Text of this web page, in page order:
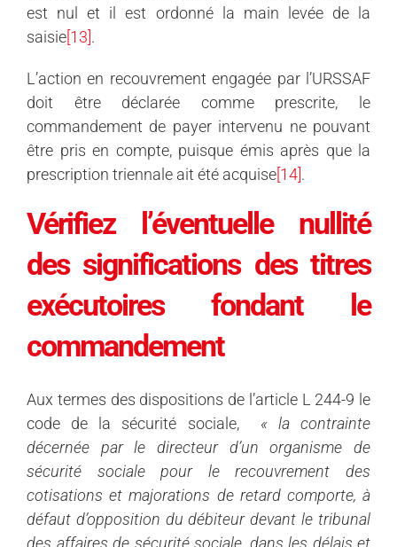
est nul et il est ordonné la main levée de la
saisie [13] .
L’action en recouvrement engagée par l’URSSAF
doit être déclarée comme prescrite, le
commandement de payer intervenu ne pouvant
être pris en compte, puisque émis après que la
prescription triennale ait été acquise [14] .
Vérifiez l’éventuelle nullité
des significations des titres
exécutoires fondant le
commandement
Aux termes des dispositions de l’article L 244-9 le
code de la sécurité sociale, « la contrainte
décernée par le directeur d’un organisme de
sécurité sociale pour le recouvrement des
cotisations et majorations de retard comporte, à
défaut d’opposition du débiteur devant le tribunal
des affaires de sécurité sociale, dans les délais et